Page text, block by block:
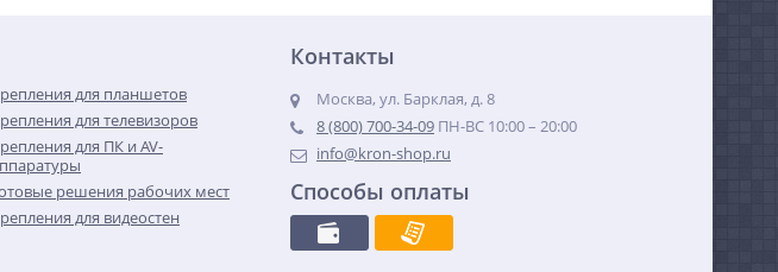
для планшетов
для телевизоров
для ПК и AV-
решения рабочих мест
для видеостен
Контакты
Москва, ул. Барклая, д. 8
8 (800) 700-34-09 ПН-ВС 10:00 – 20:00
info@kron-shop.ru
Способы оплаты